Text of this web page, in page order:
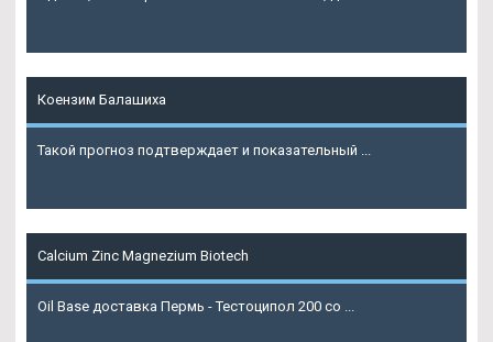
Коензим Балашиха
Такой прогноз подтверждает и показательный ...
Calcium Zinc Magnezium Biotech
Oil Base доставка Пермь - Тестоципол 200 со ...